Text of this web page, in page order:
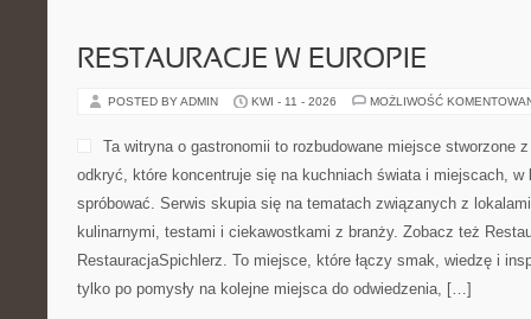
RESTAURACJE W EUROPIE
POSTED BY ADMIN KWI - 11 - 2026 MOŻLIWOŚĆ
Ta witryna o gastronomii to rozbudowane miejsce stworzone
odkryć, które koncentruje się na kuchniach świata i miejscach, w
spróbować. Serwis skupia się na tematach związanych z
kulinarnymi, testami i ciekawostkami z branży. Zobacz też
RestauracjaSpichlerz. To miejsce, które łączy smak, wiedzę i
tylko po pomysły na kolejne miejsca do odwiedzenia, […]